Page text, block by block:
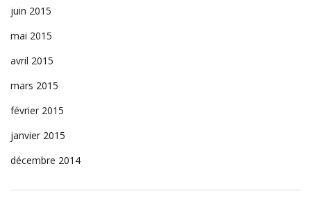
juin 2015
mai 2015
avril 2015
mars 2015
février 2015
janvier 2015
décembre 2014